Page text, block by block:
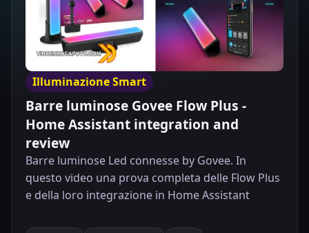
Illuminazione Smart
Barre luminose Govee Flow Plus -
Home Assistant integration and
review
Barre luminose Led connesse by Govee. In
questo video una prova completa delle Flow Plus
e della loro integrazione in Home Assistant